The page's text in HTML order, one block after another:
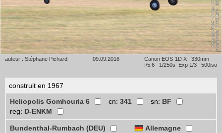
auteur : Stéphane Pichard 09.09.2016
Canon EOS-1D X 330mm
f/5.6 1/250s Exp 1/3 500iso
construit en 1967
Heliopolis Gomhouria 6
cn: 341 sn: BF
reg: D-ENKM
Bundenthal-Rumbach (DEU) Allemagne